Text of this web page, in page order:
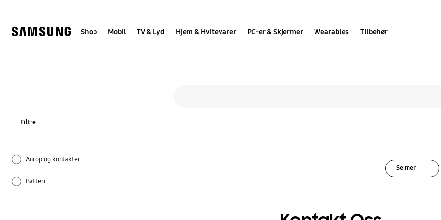
Shop Mobil TV & Lyd Hjem & Hvitevarer PC-er & Skjermer Wearables Tilbehør
Filtre
Anrop og kontakter
Batteri
Se mer